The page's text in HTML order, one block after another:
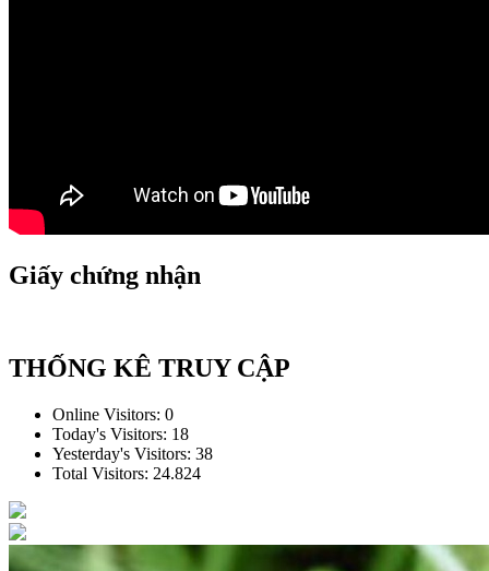
Giấy chứng nhận
THỐNG KÊ TRUY CẬP
Online Visitors: 0
Today's Visitors: 18
Yesterday's Visitors: 38
Total Visitors: 24.824